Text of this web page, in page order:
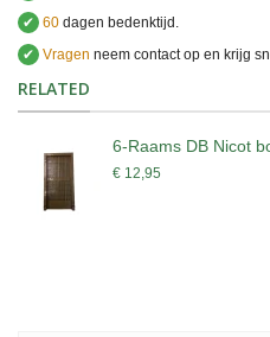
✔ 60 dagen bedenktijd.
✔ Vragen neem contact op en krijg
RELATED
6-Raams DB Nicot
€ 12,95